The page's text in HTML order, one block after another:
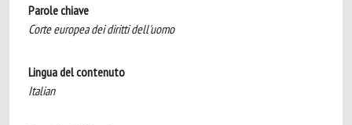
Parole chiave
Corte europea dei diritti dell'uomo
Lingua del contenuto
Italian